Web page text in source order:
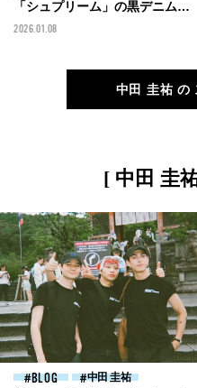
「シュプリーム」の黒デニムに
古着カーディガンのイエローで
2026.01.08
中田 圭祐 の
[ 中田 圭
BLOG 中田 圭祐